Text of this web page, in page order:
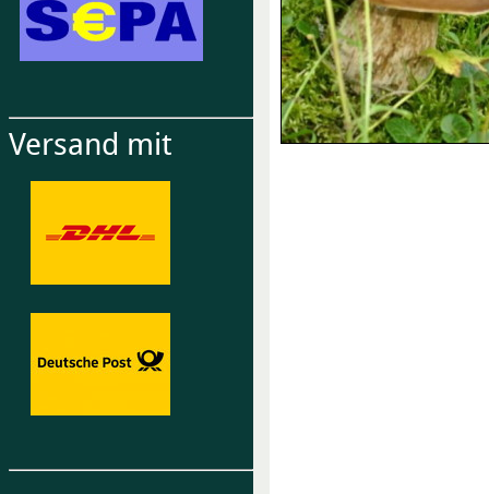
Versand mit